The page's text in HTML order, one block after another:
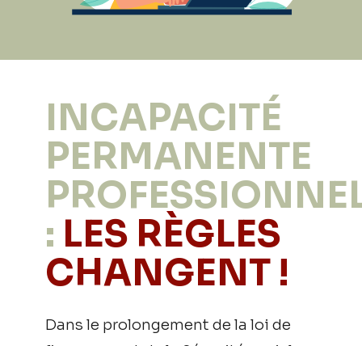
INCAPACITÉ
PERMANENTE
: LES RÈGLES
CHANGENT !
Dans le prolongement de la loi de